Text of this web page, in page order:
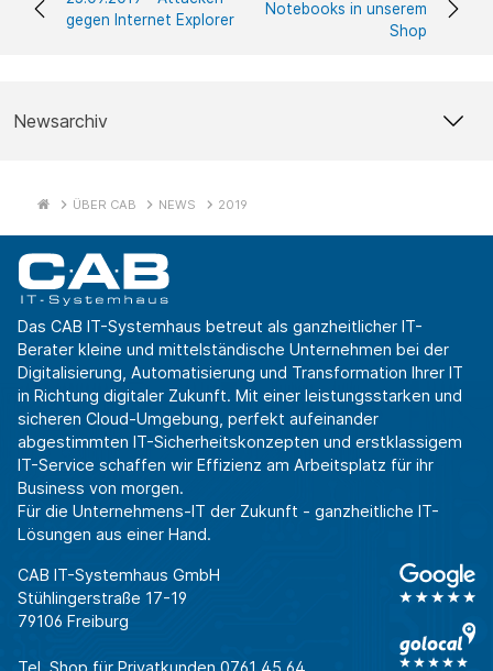
gegen Internet Explorer
Notebooks in unserem
Shop
Newsarchiv
ÜBER CAB NEWS 2019
Das CAB IT-Systemhaus betreut als ganzheitlicher IT-
Berater kleine und mittelständische Unternehmen bei der
Digitalisierung, Automatisierung und Transformation Ihrer IT
in Richtung digitaler Zukunft. Mit einer leistungsstarken und
sicheren Cloud-Umgebung, perfekt aufeinander
abgestimmten IT-Sicherheitskonzepten und erstklassigem
IT-Service schaffen wir Effizienz am Arbeitsplatz für ihr
Business von morgen.
Für die Unternehmens-IT der Zukunft - ganzheitliche IT-
Lösungen aus einer Hand.
CAB IT-Systemhaus GmbH
Stühlingerstraße 17-19
79106 Freiburg
Tel. Shop für Privatkunden 0761 45 64